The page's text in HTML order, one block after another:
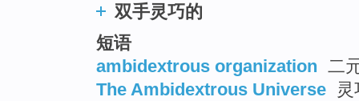
双手灵巧的
短语
ambidextrous organization 二
The Ambidextrous Universe